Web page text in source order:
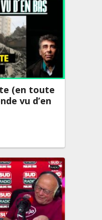
(en toute
vu d’en